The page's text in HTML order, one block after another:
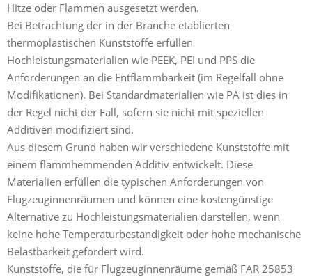
Hitze oder Flammen ausgesetzt werden.
Bei Betrachtung der in der Branche etablierten
thermoplastischen Kunststoffe erfüllen
Hochleistungsmaterialien wie PEEK, PEI und PPS die
Anforderungen an die Entflammbarkeit (im Regelfall ohne
Modifikationen). Bei Standardmaterialien wie PA ist dies in
der Regel nicht der Fall, sofern sie nicht mit speziellen
Additiven modifiziert sind.
Aus diesem Grund haben wir verschiedene Kunststoffe mit
einem flammhemmenden Additiv entwickelt. Diese
Materialien erfüllen die typischen Anforderungen von
Flugzeuginnenräumen und können eine kostengünstige
Alternative zu Hochleistungsmaterialien darstellen, wenn
keine hohe Temperaturbeständigkeit oder hohe mechanische
Belastbarkeit gefordert wird.
Kunststoffe, die für Flugzeuginnenräume gemäß FAR 25853